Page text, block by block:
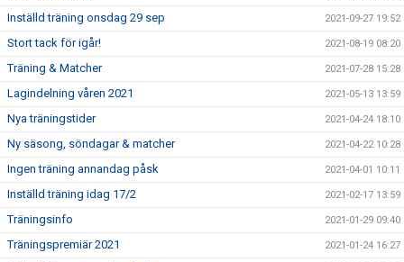
Inställd träning onsdag 29 sep 2021-09-27 19:52
Stort tack för igår! 2021-08-19 08:20
Träning & Matcher 2021-07-28 15:28
Lagindelning våren 2021 2021-05-13 13:59
Nya träningstider 2021-04-24 18:10
Ny säsong, söndagar & matcher 2021-04-22 10:28
Ingen träning annandag påsk 2021-04-01 10:11
Inställd träning idag 17/2 2021-02-17 13:59
Träningsinfo 2021-01-29 09:40
Träningspremiär 2021 2021-01-24 16:27